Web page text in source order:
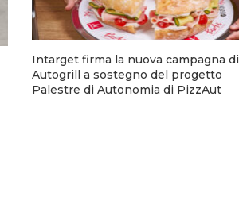
Intarget firma la nuova campagna di
Autogrill a sostegno del progetto
Palestre di Autonomia di PizzAut